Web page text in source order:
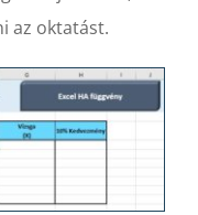
az oktatást.